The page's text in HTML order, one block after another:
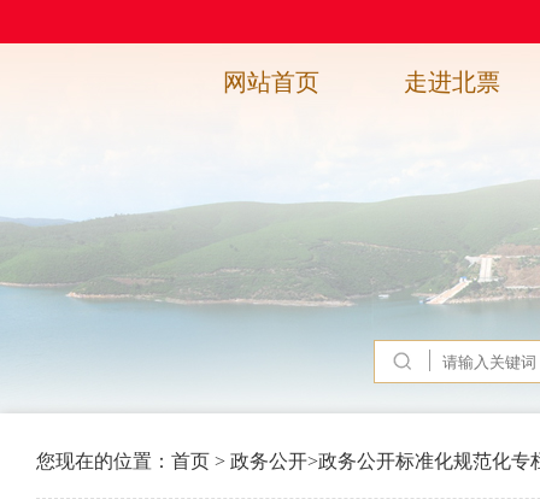
网站首页 走进北票
您现在的位置： 首页 > 政务公开>政务公开标准化规范化专